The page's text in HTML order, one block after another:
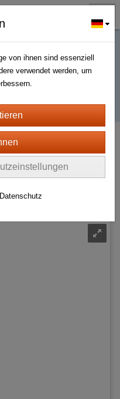
Resurrected |
(PC - PS4/5)
Sortierung wählen
von ihnen sind essenziell
verwendet werden, um
Datenschutz